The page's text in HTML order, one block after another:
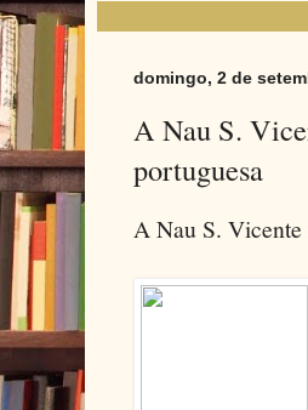
domingo, 2 de
A Nau S.
portuguesa
A Nau S. Vicente